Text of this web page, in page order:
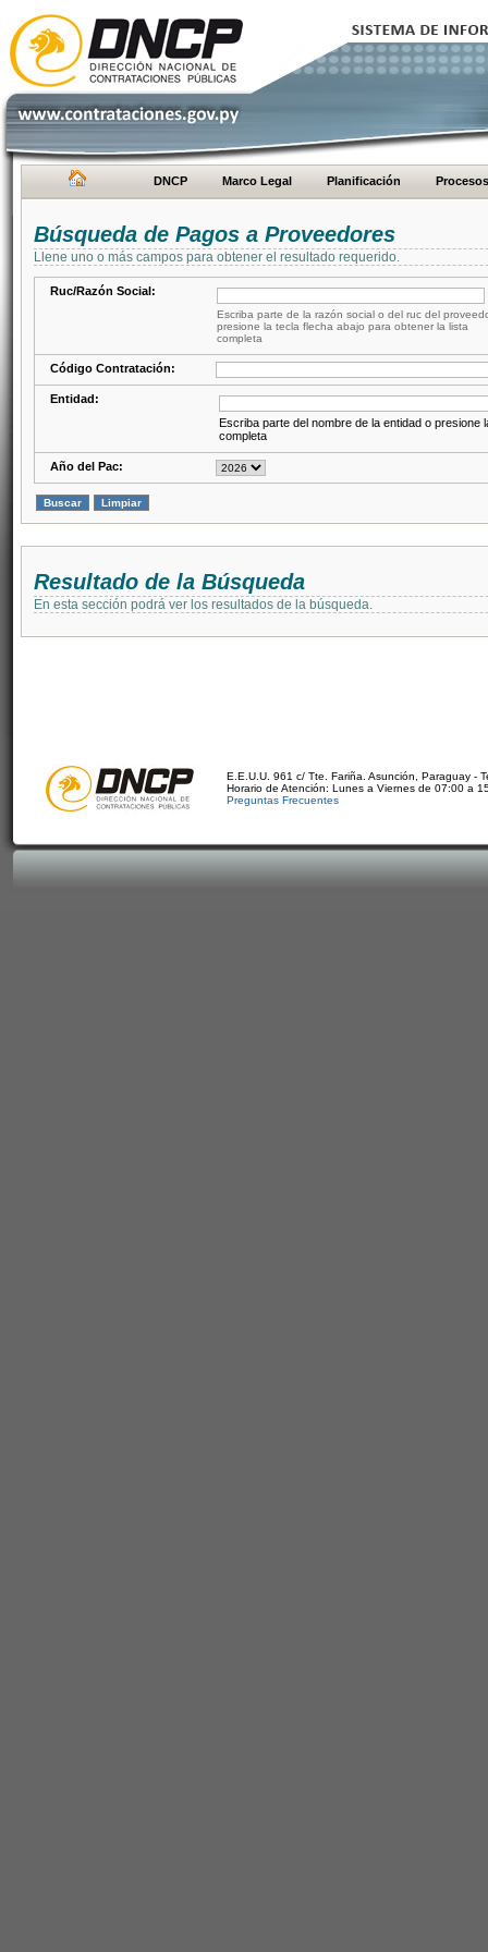
DNCP Marco Legal Planificación Procesos
Búsqueda de Pagos a Proveedores
Llene uno o más campos para obtener el resultado requerido.
Ruc/Razón Social:
Escriba parte de la razón social o del ruc del
presione la tecla flecha abajo para obtener la lista
completa
Código Contratación:
Entidad:
Escriba parte del nombre de la entidad o presione
completa
Año del Pac:
Resultado de la Búsqueda
En esta sección podrá ver los resultados de la búsqueda.
E.E.U.U. 961 c/ Tte. Fariña. Asunción, Paraguay -
Horario de Atención: Lunes a Viernes de 07:00 a
Preguntas Frecuentes